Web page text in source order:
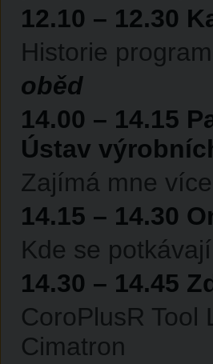
12.10 – 12.30
Historie
oběd
14.00 – 14.15
Ústav
Zajímá mne
14.15 – 14.30
Kde se
14.30 – 14.45
CoroPlusR Tool
Cimatron